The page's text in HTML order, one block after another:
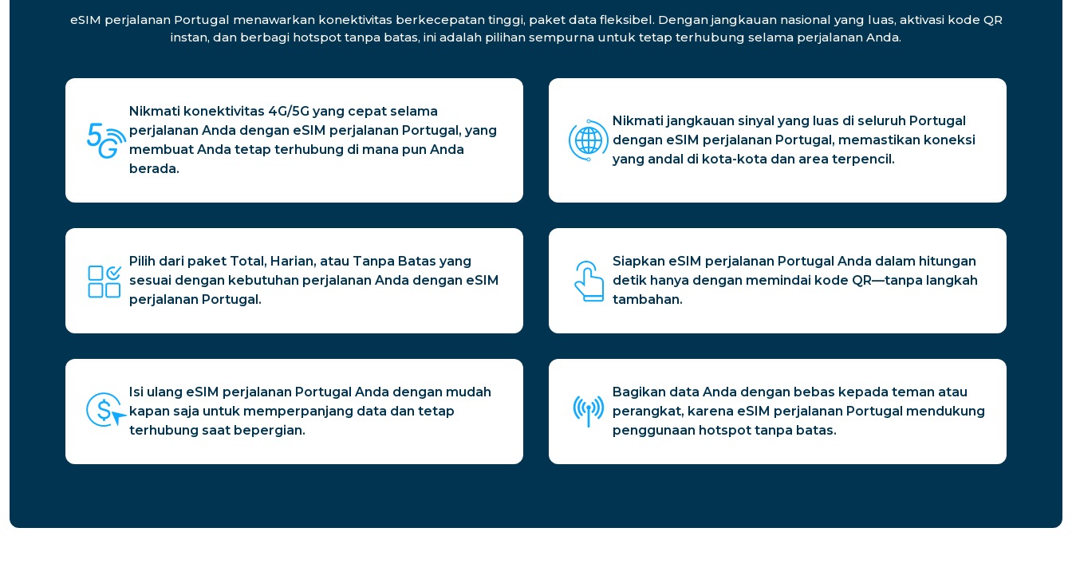
eSIM perjalanan Portugal menawarkan konektivitas berkecepatan tinggi, paket data fleksibel. Dengan jangkauan nasional yang luas, aktivasi kode QR
instan, dan berbagi hotspot tanpa batas, ini adalah pilihan sempurna untuk tetap terhubung selama perjalanan Anda.
Nikmati konektivitas 4G/5G yang cepat selama
perjalanan Anda dengan eSIM perjalanan Portugal, yang
membuat Anda tetap terhubung di mana pun Anda
berada.
Nikmati jangkauan sinyal yang luas di seluruh Portugal
dengan eSIM perjalanan Portugal, memastikan koneksi
yang andal di kota-kota dan area terpencil.
Pilih dari paket Total, Harian, atau Tanpa Batas yang
sesuai dengan kebutuhan perjalanan Anda dengan eSIM
perjalanan Portugal.
Siapkan eSIM perjalanan Portugal Anda dalam hitungan
detik hanya dengan memindai kode QR—tanpa langkah
tambahan.
Isi ulang eSIM perjalanan Portugal Anda dengan mudah
kapan saja untuk memperpanjang data dan tetap
terhubung saat bepergian.
Bagikan data Anda dengan bebas kepada teman atau
perangkat, karena eSIM perjalanan Portugal mendukung
penggunaan hotspot tanpa batas.